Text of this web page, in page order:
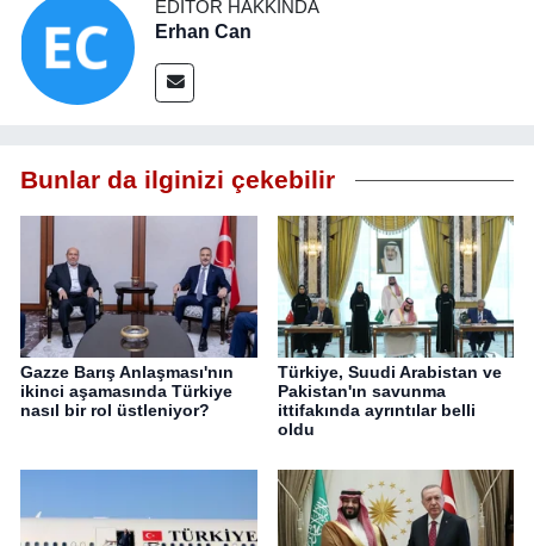
EDITÖR HAKKINDA
Erhan Can
Bunlar da ilginizi çekebilir
Gazze Barış Anlaşması'nın
ikinci aşamasında Türkiye
nasıl bir rol üstleniyor?
Türkiye, Suudi Arabistan ve
Pakistan'ın savunma
ittifakında ayrıntılar belli
oldu